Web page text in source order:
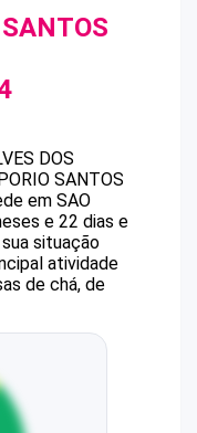
DOS
SANTOS
em SAO
e 22 dias e
situação
atividade
de chá, de